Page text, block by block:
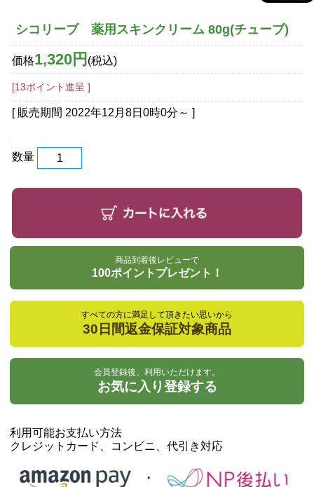
シコリーブ 薬用スキンクリーム 80g(チューブ)
価格1,320円 (税込)
[13ポイント進呈 ]
[ 販売期間 2022年12月8日0時0分 ～ ]
数量
商品到着後レビューで
100ポイントプレゼント！
すべての方に満足して頂きたい思いから
30日間返金保証対象商品
会員登録後、利用いただけます。
お気に入り登録する
利用可能お支払い方法
クレジットカード、コンビニ、代引き対応